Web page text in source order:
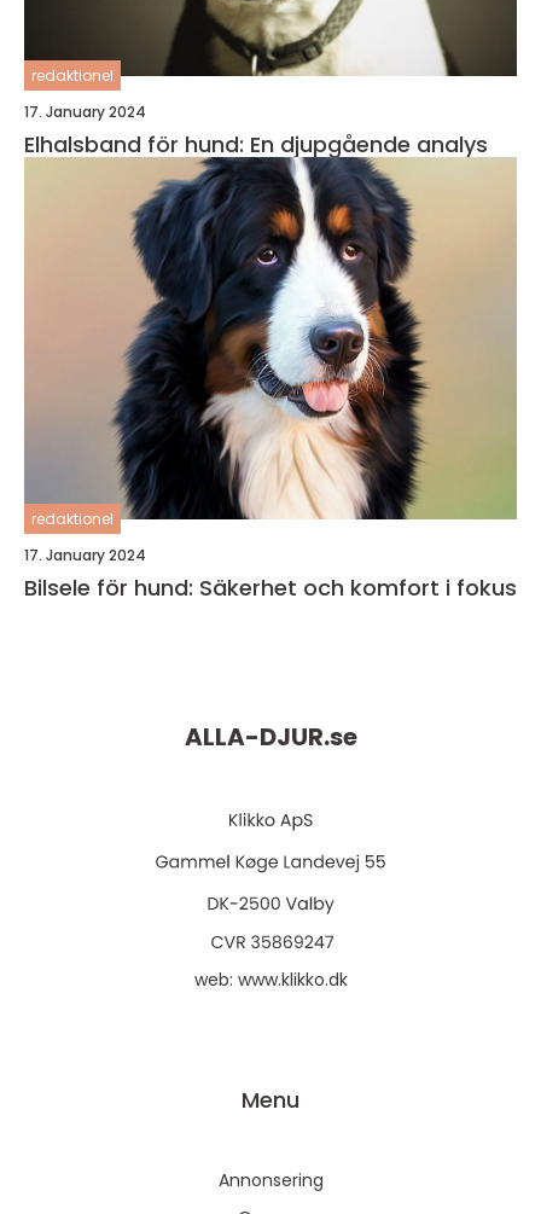
redaktionel
17. January 2024
Elhalsband för hund: En djupgående analys
redaktionel
17. January 2024
Bilsele för hund: Säkerhet och komfort i fokus
ALLA-DJUR.se
web: www.klikko.dk
Menu
Annonsering